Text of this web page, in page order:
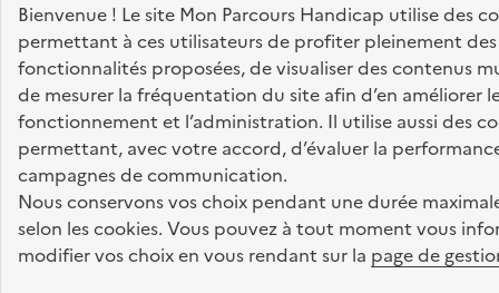
Bienvenue ! Le site Mon Parcours Handicap utilise des
permettant à ces utilisateurs de profiter pleinement des
fonctionnalités proposées, de visualiser des contenus
de mesurer la fréquentation du site afin d’en améliorer
fonctionnement et l’administration. Il utilise aussi des
permettant, avec votre accord, d’évaluer la
campagnes de communication.
Nous conservons vos choix pendant une durée
selon les cookies. Vous pouvez à tout moment vous
modifier vos choix en vous rendant sur la page de